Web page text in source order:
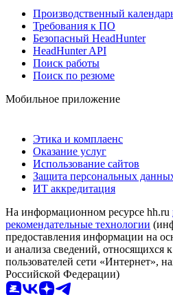
Производственный
Требования к ПО
Безопасный HeadHunter
HeadHunter API
Поиск работы
Поиск по резюме
Мобильное приложение
Этика и комплаенс
Оказание услуг
Использование сайтов
Защита персональных
ИТ аккредитация
На информационном ресурсе hh.ru
рекомендательные технологии
предоставления информации на
и анализа сведений, относящихся
пользователей сети «Интернет»,
Российской Федерации)